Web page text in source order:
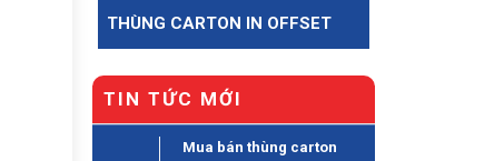
THÙNG CARTON IN OFFSET
TIN TỨC MỚI
Mua bán thùng carton